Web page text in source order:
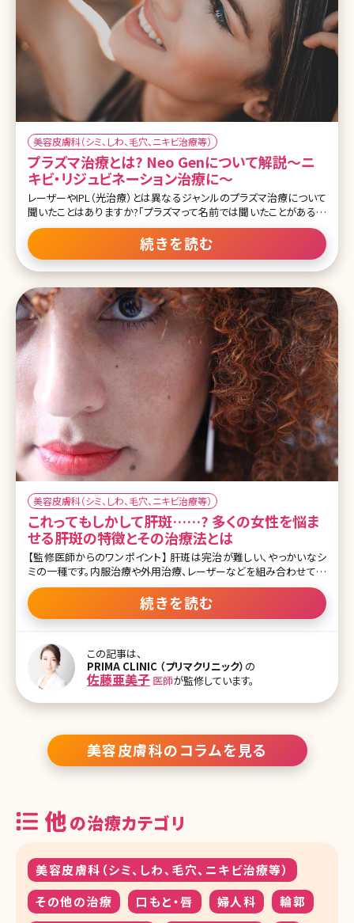
美容皮膚科（シミ、しわ、毛穴、ニキビ治療等）
プラズマ治療とは? Neo Genについて解説〜ニ
キビ・リジュビネーション治療に〜
レーザーやIPL（光治療）とは異なるジャンルのプラズマ治療について
聞いたことはありますか?「プラズマって名前では聞いたことがあるけ
どそもそも何なんだろう?」「プラズマにも美容効果があるんだ」と感
じた方も多いかと思います。 プラズマ治療についてこの記事で全て解
説していきます! そもそもプラズマって? そもそもプラズマとはどうい
ったものかについてお話ししていきます。 プラズマとは物質の第4の
するに伴い形を変えていきますよね。プラズマは気体をさらに温める
ことで電子（マイナス）と陽イオン（プラス）にまで分解された状態が
④プラズマです。 自然現象だとオーロラや稲妻、身近なものだと照明
などがプラズマの状態にあたります。医療現場でも器具の滅菌や止
血などに利用されています。
続きを読む
美容皮膚科（シミ、しわ、毛穴、ニキビ治療等）
これってもしかして肝斑……? 多くの女性を悩ま
せる肝斑の特徴とその治療法とは
【監修医師からのワンポイント】 肝斑は完治が難しい、やっかいなシ
ミの一種です。内服治療や外用治療、レーザーなどを組み合わせて複
合的な治療が必要になります。ご自身でも普段から紫外線ケアや、洗
顔やメイクのときにこすらないように注意するなど、肝斑を悪化させ
ない工夫をしっかりと行ってくださいね。 そもそも肝斑って何? 肝斑
すが、肝斑はいわゆるシミの一つです。 ほほ骨から鼻にかけての部
分や額、口の周りにみられることが多い薄茶色の色素斑で、左右対称
に出現するのが特徴です。また輪郭はあいまいではっきりしないもの
が多く、広い範囲にもやっと広がって見えます。 一般的にシミと呼ば
れているものは老人性色素斑(ろうじんせいしきそはん)といい、こちら
続きを読む
この記事は、
PRIMA CLINIC （プリマクリニック） の
佐藤亜美子 医師が監修しています。
美容皮膚科のコラムを見る
他の治療カテゴリ
美容皮膚科（シミ、しわ、毛穴、ニキビ治療等）
その他の治療
口もと・唇 婦人科
輪郭